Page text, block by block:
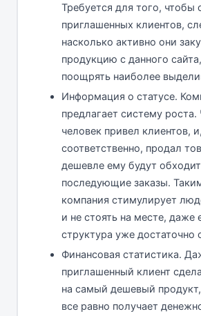
Требуется для того, чтобы
приглашенных клиентов,
насколько активно они
продукцию с данного
поощрять наиболее
Информация о статусе.
предлагает систему
человек привел клиентов, и,
соответственно, продал
дешевле ему будут
последующие заказы.
компания стимулирует
и не стоять на месте, даже
структура уже достаточно
Финансовая статистика.
приглашенный клиент
на самый дешевый
все равно получает